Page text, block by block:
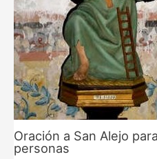
Oración a San Alejo
personas